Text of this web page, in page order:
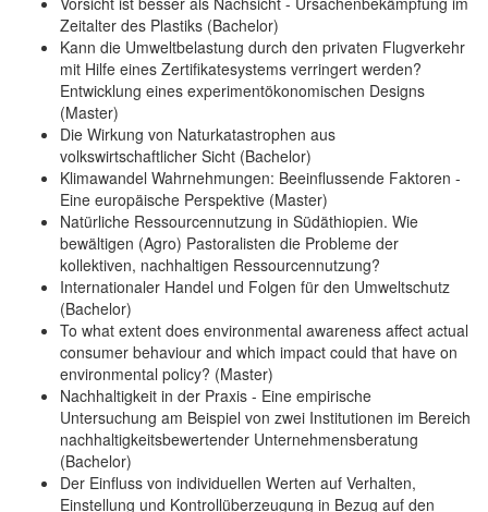
Zeitalter des Plastiks (Bachelor)
Kann die Umweltbelastung durch den privaten Flugverkehr
mit Hilfe eines Zertifikatesystems verringert werden?
Entwicklung eines experimentökonomischen Designs
(Master)
Die Wirkung von Naturkatastrophen aus
volkswirtschaftlicher Sicht (Bachelor)
Klimawandel Wahrnehmungen: Beeinflussende Faktoren -
Eine europäische Perspektive (Master)
Natürliche Ressourcennutzung in Südäthiopien. Wie
bewältigen (Agro) Pastoralisten die Probleme der
kollektiven, nachhaltigen Ressourcennutzung?
Internationaler Handel und Folgen für den Umweltschutz
(Bachelor)
To what extent does environmental awareness affect actual
consumer behaviour and which impact could that have on
environmental policy? (Master)
Nachhaltigkeit in der Praxis - Eine empirische
Untersuchung am Beispiel von zwei Institutionen im Bereich
nachhaltigkeitsbewertender Unternehmensberatung
(Bachelor)
Der Einfluss von individuellen Werten auf Verhalten,
Einstellung und Kontrollüberzeugung in Bezug auf den